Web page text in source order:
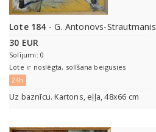
Lote 184 - G. Antonovs-Strautmanis
30 EUR
Solījumi: 0
Lote ir noslēgta, solīšana beigusies
24h
Uz baznīcu. Kartons, eļļa, 48x66 cm